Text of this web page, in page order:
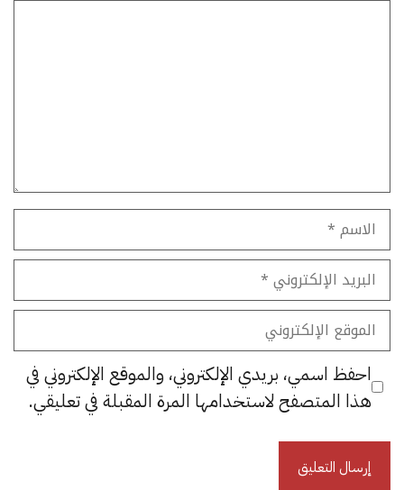
الاسم
البريد
الإلكتروني
الموقع
الإلكتروني
احفظ اسمي، بريدي الإلكتروني، والموقع الإلكتروني في
هذا المتصفح لاستخدامها المرة المقبلة في تعليقي.